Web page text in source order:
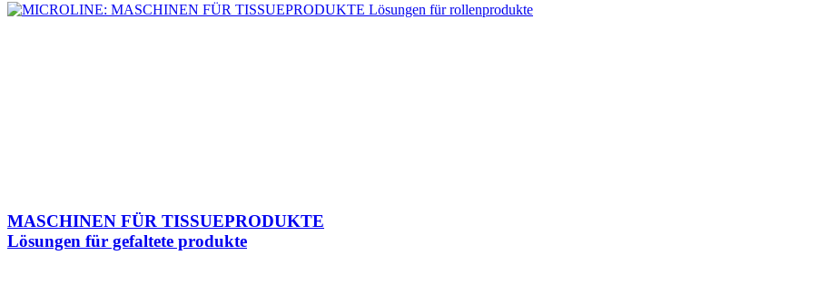
MASCHINEN FÜR TISSUEPRODUKTE
Lösungen für gefaltete produkte